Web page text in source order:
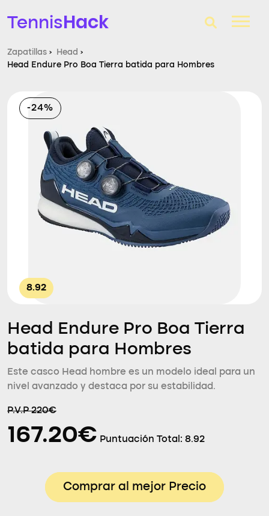
TennisHack
T-Finder
Raquetas de tenis
Zapatillas
Comparador
Consultorio
Blog
Zapatillas › Head ›
Head Endure Pro Boa Tierra batida para Hombres
-24%
8.92
Head Endure Pro Boa Tierra
batida para Hombres
Este casco Head hombre es un modelo ideal para un
nivel avanzado y destaca por su estabilidad.
P.V.P 220€
167.20€ Puntuación Total: 8.92
Comprar al mejor Precio